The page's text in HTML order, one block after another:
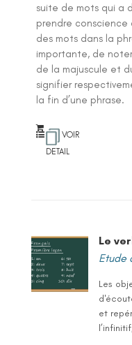
suite de mots qui a
prendre conscience
des mots dans la
importante, de
de la majuscule et
signifier
la fin d’une phrase.
VOIR
DETAIL
Le
Etude
Les
et